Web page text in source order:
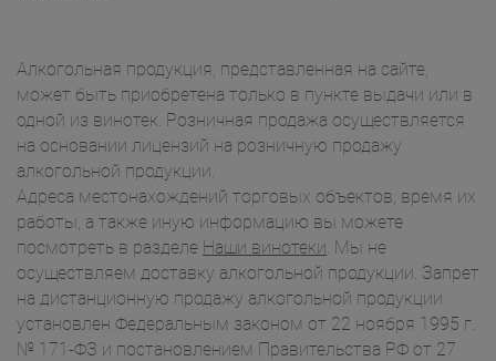
Алкогольная продукция, представленная на сайте,
может быть приобретена только в пункте выдачи или в
одной из винотек. Розничная продажа осуществляется
на основании лицензий на розничную продажу
алкогольной продукции.
Адреса местонахождений торговых объектов, время их
работы, а также иную информацию вы можете
посмотреть в разделе Наши винотеки. Мы не
осуществляем доставку алкогольной продукции. Запрет
на дистанционную продажу алкогольной продукции
установлен Федеральным законом от 22 ноября 1995 г.
№ 171-ФЗ и постановлением Правительства РФ от 27